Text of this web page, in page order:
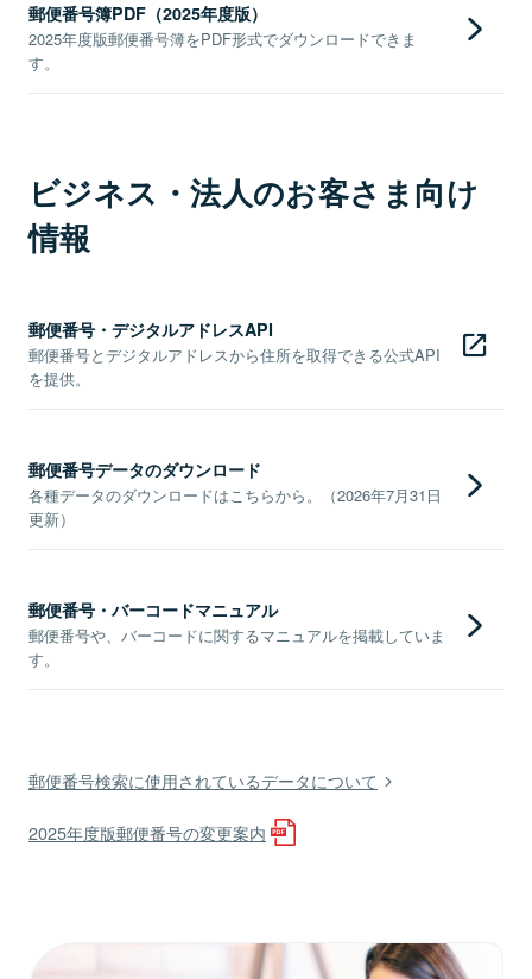
郵便番号簿PDF（2025年度版）
2025年度版郵便番号簿をPDF形式でダウンロードできま
す。
ビジネス・法人のお客さま向け
情報
郵便番号・デジタルアドレスAPI
郵便番号とデジタルアドレスから住所を取得できる公式API
を提供。
郵便番号データのダウンロード
各種データのダウンロードはこちらから。（2026年7月31日
更新）
郵便番号・バーコードマニュアル
郵便番号や、バーコードに関するマニュアルを掲載していま
す。
郵便番号検索に使用されているデータについて
2025年度版郵便番号の変更案内